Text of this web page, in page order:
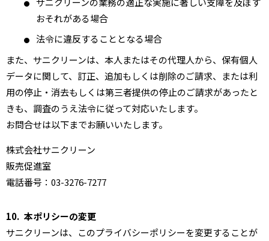
●
おそれがある場合
●
法令に違反することとなる場合
また、サニクリーンは、本人またはその代理人から、保有個人
データに関して、訂正、追加もしくは削除のご請求、または利
用の停止・消去もしくは第三者提供の停止のご請求があったと
きも、調査のうえ法令に従って対応いたします。
お問合せは以下までお願いいたします。
株式会社サニクリーン
販売促進室
電話番号：03-3276-7277
10. 本ポリシーの変更
サニクリーンは、このプライバシーポリシーを変更することが